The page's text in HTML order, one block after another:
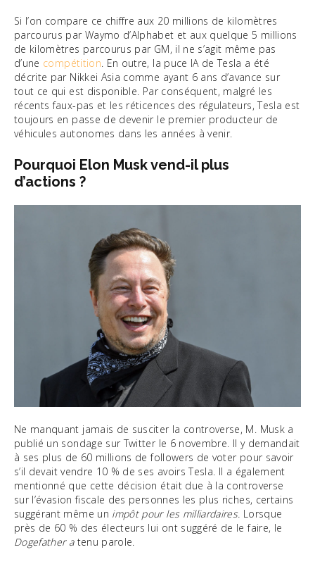
Si l’on compare ce chiffre aux 20 millions de kilomètres
parcourus par Waymo d’Alphabet et aux quelque 5 millions
de kilomètres parcourus par GM, il ne s’agit même pas
d’une compétition. En outre, la puce IA de Tesla a été
décrite par Nikkei Asia comme ayant 6 ans d’avance sur
tout ce qui est disponible. Par conséquent, malgré les
récents faux-pas et les réticences des régulateurs, Tesla est
toujours en passe de devenir le premier producteur de
véhicules autonomes dans les années à venir.
Pourquoi Elon Musk vend-il plus
d’actions ?
Ne manquant jamais de susciter la controverse, M. Musk a
publié un sondage sur Twitter le 6 novembre. Il y demandait
à ses plus de 60 millions de followers de voter pour savoir
s’il devait vendre 10 % de ses avoirs Tesla. Il a également
mentionné que cette décision était due à la controverse
sur l’évasion fiscale des personnes les plus riches, certains
suggérant même un impôt pour les milliardaires. Lorsque
près de 60 % des électeurs lui ont suggéré de le faire, le
Dogefather a tenu parole.